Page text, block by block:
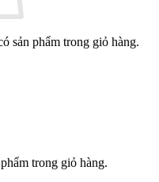
sản phẩm trong giỏ hàng.
trong giỏ hàng.